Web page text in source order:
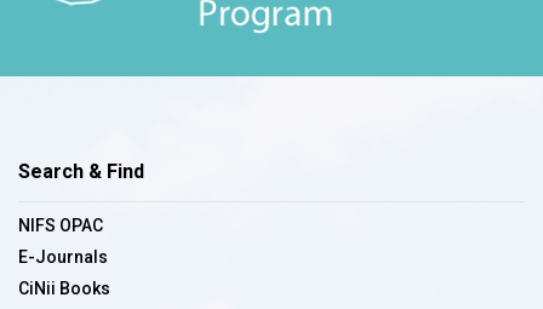
Search & Find
NIFS OPAC
E-Journals
CiNii Books